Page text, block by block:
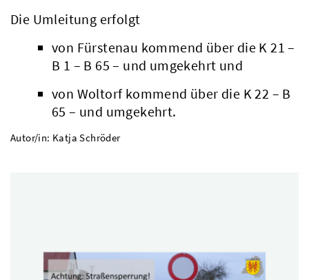
Die Umleitung erfolgt
von Fürstenau kommend über die K 21 –
B 1 – B 65 – und umgekehrt und
von Woltorf kommend über die K 22 – B
65 – und umgekehrt.
Autor/in: Katja Schröder